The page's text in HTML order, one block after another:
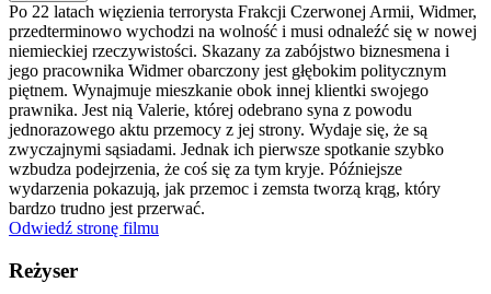
Po 22 latach więzienia terrorysta Frakcji Czerwonej Armii, Widmer,
przedterminowo wychodzi na wolność i musi odnaleźć się w nowej
niemieckiej rzeczywistości. Skazany za zabójstwo biznesmena i
jego pracownika Widmer obarczony jest głębokim politycznym
piętnem. Wynajmuje mieszkanie obok innej klientki swojego
prawnika. Jest nią Valerie, której odebrano syna z powodu
jednorazowego aktu przemocy z jej strony. Wydaje się, że są
zwyczajnymi sąsiadami. Jednak ich pierwsze spotkanie szybko
wzbudza podejrzenia, że coś się za tym kryje. Późniejsze
wydarzenia pokazują, jak przemoc i zemsta tworzą krąg, który
bardzo trudno jest przerwać.
Odwiedź stronę filmu
Reżyser